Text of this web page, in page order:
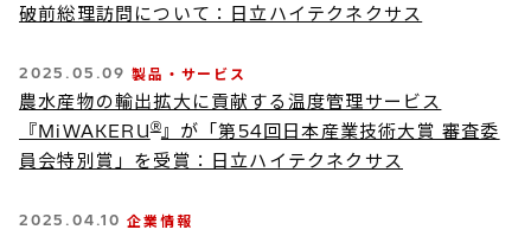
破前総理訪問について：日立ハイテクネクサス
2025.05.09 製品・サービス
農水産物の輸出拡大に貢献する温度管理サービス
『MiWAKERUⓇ』が「第54回日本産業技術大賞 審査委
員会特別賞」を受賞：日立ハイテクネクサス
2025.04.10 企業情報